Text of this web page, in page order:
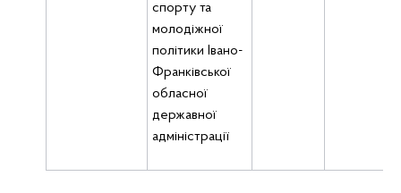
спорту та
молодіжної
політики Івано-
Франківської
обласної
державної
адміністрації